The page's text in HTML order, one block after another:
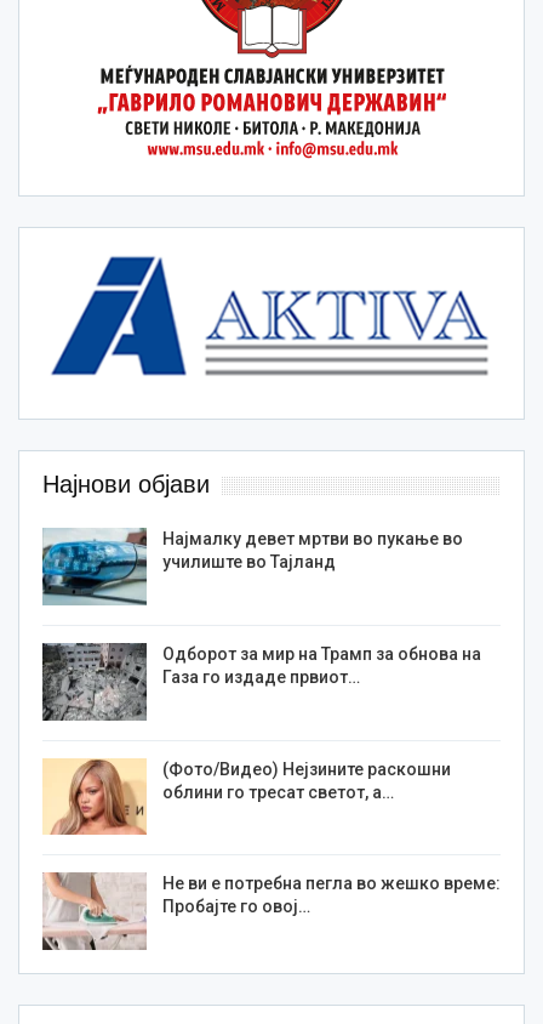
Најнови објави
Најмалку девет мртви во пукање во
училиште во Тајланд
Одборот за мир на Трамп за обнова на
Газа го издаде првиот…
(Фото/Видео) Нејзините раскошни
облини го тресат светот, а…
Не ви е потребна пегла во жешко време:
Пробајте го овој…